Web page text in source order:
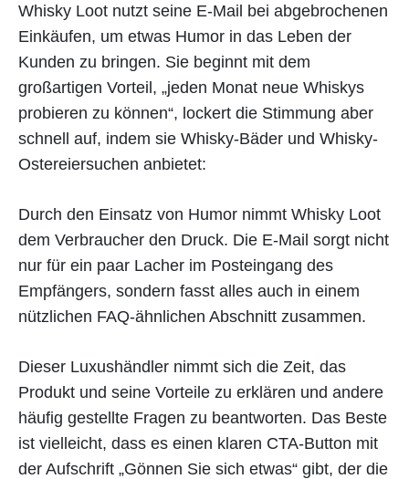
Whisky Loot nutzt seine E-Mail bei abgebrochenen
Einkäufen, um etwas Humor in das Leben der
Kunden zu bringen. Sie beginnt mit dem
großartigen Vorteil, „jeden Monat neue Whiskys
probieren zu können“, lockert die Stimmung aber
schnell auf, indem sie Whisky-Bäder und Whisky-
Ostereiersuchen anbietet:
Durch den Einsatz von Humor nimmt Whisky Loot
dem Verbraucher den Druck. Die E-Mail sorgt nicht
nur für ein paar Lacher im Posteingang des
Empfängers, sondern fasst alles auch in einem
nützlichen FAQ-ähnlichen Abschnitt zusammen.
Dieser Luxushändler nimmt sich die Zeit, das
Produkt und seine Vorteile zu erklären und andere
häufig gestellte Fragen zu beantworten. Das Beste
ist vielleicht, dass es einen klaren CTA-Button mit
der Aufschrift „Gönnen Sie sich etwas“ gibt, der die